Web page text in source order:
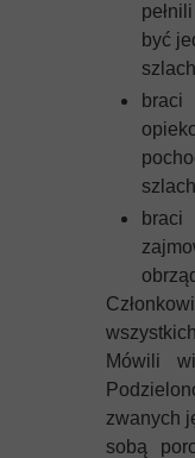
być
Mówili
zwanych
sobą